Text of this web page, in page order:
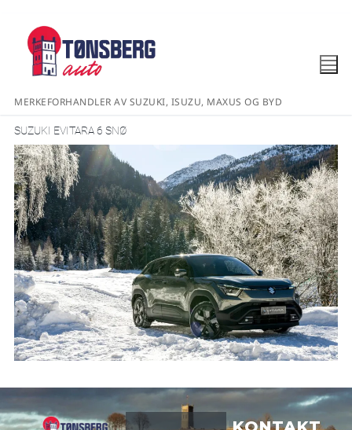
MERKEFORHANDLER AV SUZUKI, ISUZU, MAXUS OG BYD
SUZUKI EVITARA 6 SNØ